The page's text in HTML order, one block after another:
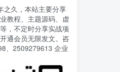
模式，零成本躺赚
前 525
自动化运营X，月
，5000字干货 献给
629
之久，本站主要分享
教程、主题源码、虚
，不定时分享实战项
通会员无限发文。咨
、2509279613 企业